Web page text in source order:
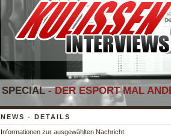
SPECIAL- DER ESPORT MAL
NEWS - DETAILS
Informationen zur ausgewählten Nachricht.